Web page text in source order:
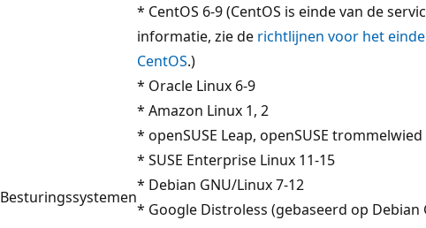
Besturingssystemen
* CentOS 6-9 (CentOS is einde van de
informatie, zie de richtlijnen voor het
CentOS.)
* Oracle Linux 6-9
* Amazon Linux 1, 2
* openSUSE Leap, openSUSE trommelwied
* SUSE Enterprise Linux 11-15
* Debian GNU/Linux 7-12
* Google Distroless (gebaseerd op Debian